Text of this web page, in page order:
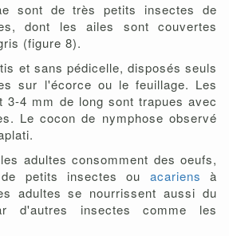
sont de très petits insectes de
dont les ailes sont couvertes
(figure 8).
et sans pédicelle, disposés seuls
sur l'écorce ou le feuillage. Les
3-4 mm de long sont trapues avec
Le cocon de nymphose observé
adultes consomment des oeufs,
petits insectes ou acariens à
adultes se nourrissent aussi du
d'autres insectes comme les